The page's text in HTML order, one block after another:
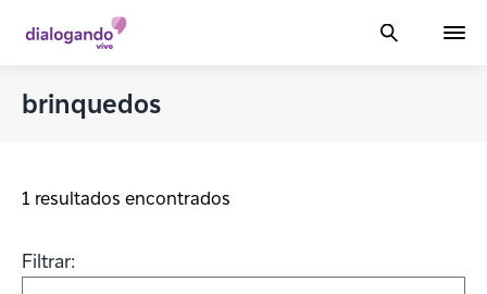
brinquedos
1 resultados encontrados
Filtrar: